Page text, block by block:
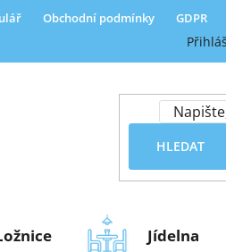
Obchodní podmínky GDPR
HLEDAT
Jídelna